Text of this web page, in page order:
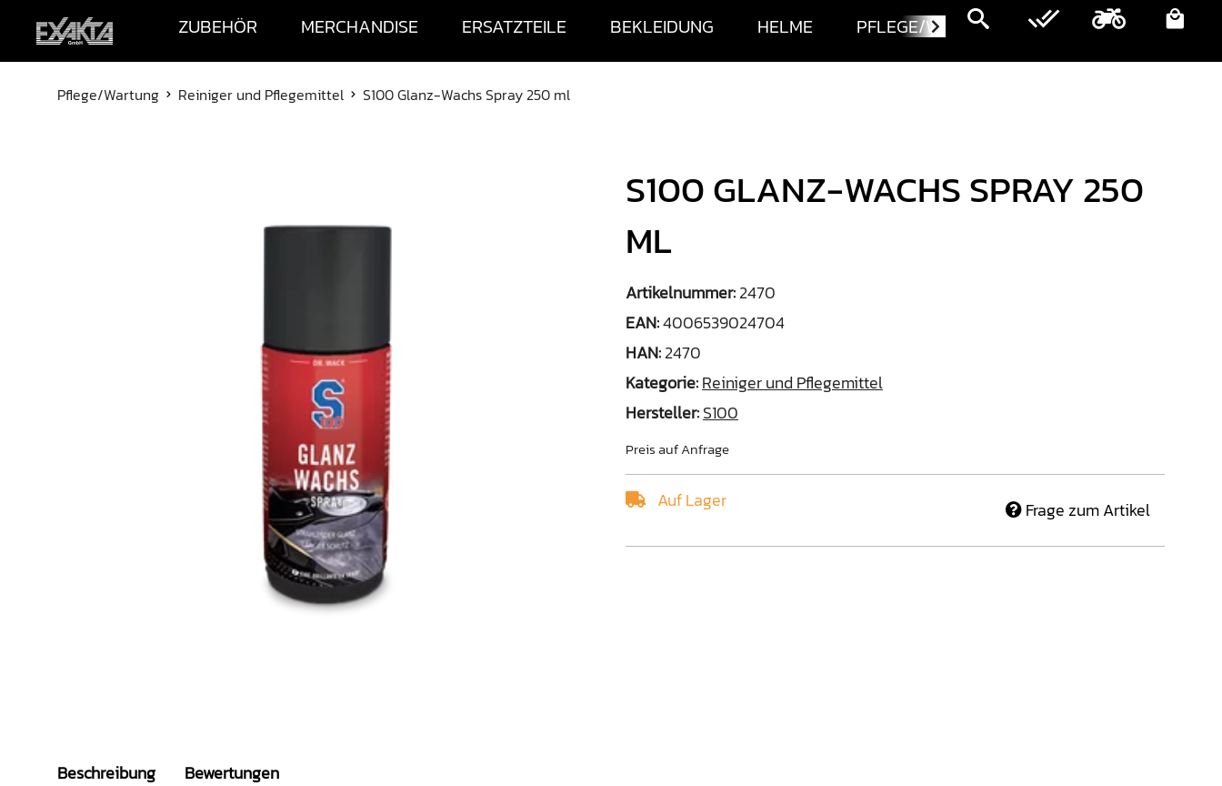
ZUBEHÖR MERCHANDISE ERSATZTEILE BEKLEIDUNG HELME PFLEGE/WARTUNG MOTORRÄDER
Pflege/Wartung Reiniger und Pflegemittel S100 Glanz-Wachs Spray 250 ml
S100 GLANZ-WACHS SPRAY 250
ML
Artikelnummer:2470
EAN:4006539024704
HAN:2470
Kategorie:Reiniger und Pflegemittel
Hersteller:S100
Preis auf Anfrage
Auf Lager Frage zum Artikel
Beschreibung Bewertungen